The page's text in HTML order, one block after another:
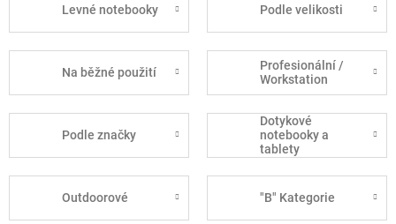
Levné notebooky Podle velikosti
Na běžné použití
Profesionální /
Workstation
Podle značky
Dotykové
notebooky a
tablety
Outdoorové "B" Kategorie